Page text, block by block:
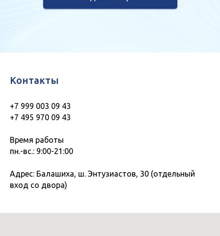
Контакты
+7 999 003 09 43
+7 495 970 09 43
Время работы
пн.-вс.: 9:00-21:00
Адрес: Балашиха, ш. Энтузиастов, 30 (отдельный
вход со двора)